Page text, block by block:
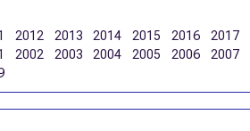
2012 2013 2014 2015 2016 2017
2002 2003 2004 2005 2006 2007